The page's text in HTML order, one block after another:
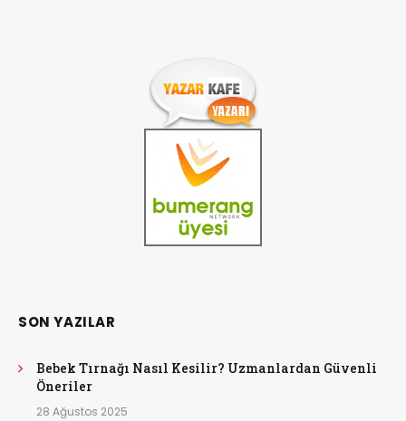
SON YAZILAR
Bebek Tırnağı Nasıl Kesilir? Uzmanlardan Güvenli
Öneriler
28 Ağustos 2025